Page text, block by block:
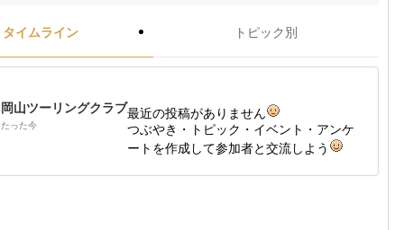
タイムライン トピック別
岡山ツーリングクラブ
たった今
最近の投稿がありません
つぶやき・トピック・イベント・アンケ
ートを作成して参加者と交流しよう